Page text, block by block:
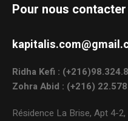
Pour nous contacter
Ridha Kefi :
Zohra Abid : (+216)
Résidence La Brise, Apt 4-